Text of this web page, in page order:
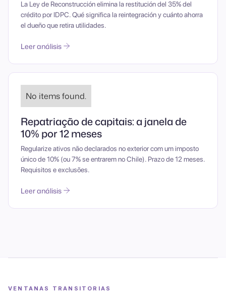
La Ley de Reconstrucción elimina la restitución del 35% del
crédito por IDPC. Qué significa la reintegración y cuánto ahorra
el dueño que retira utilidades.
Leer análisis
No items found.
Repatriação de capitais: a janela de
10% por 12 meses
Regularize ativos não declarados no exterior com um imposto
único de 10% (ou 7% se entrarem no Chile). Prazo de 12 meses.
Requisitos e exclusões.
Leer análisis
VENTANAS TRANSITORIAS